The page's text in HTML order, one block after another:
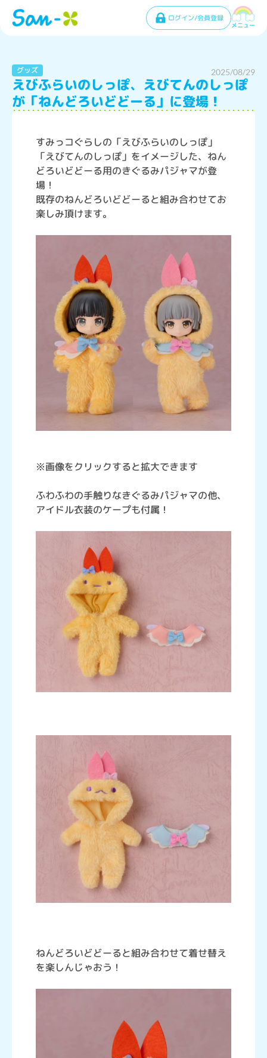
ログイン/会員登録
メニュー
グッズ 2025/08/29
えびふらいのしっぽ、えびてんのしっぽ
が「ねんどろいどどーる」に登場！
すみっコぐらしの「えびふらいのしっぽ」
「えびてんのしっぽ」をイメージした、ねん
どろいどどーる用のきぐるみパジャマが登
場！
既存のねんどろいどどーると組み合わせてお
楽しみ頂けます。
※画像をクリックすると拡大できます
ふわふわの手触りなきぐるみパジャマの他、
アイドル衣装のケープも付属！
ねんどろいどどーると組み合わせて着せ替え
を楽しんじゃおう！